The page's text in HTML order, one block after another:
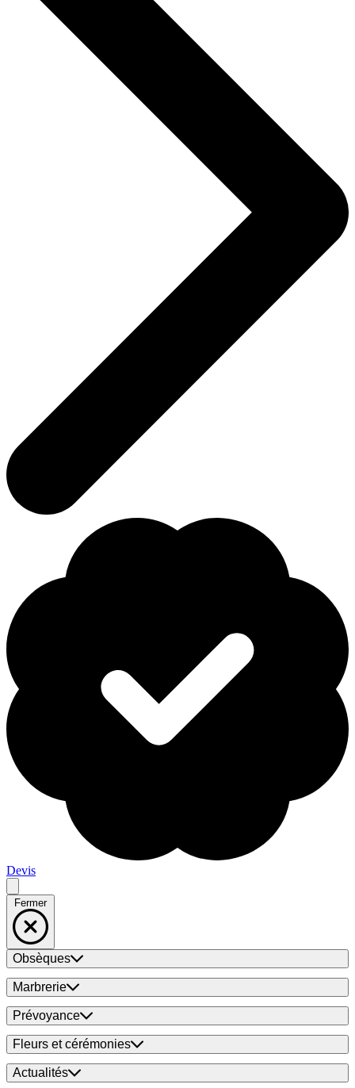
Devis
Fermer
Obsèques
Marbrerie
Prévoyance
Fleurs et cérémonies
Actualités